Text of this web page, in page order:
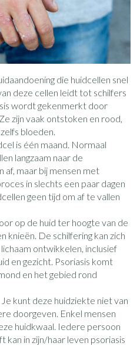
die huidcellen snel
deze cellen leidt tot schilfers
wordt gekenmerkt door
zijn vaak ontstoken en rood,
bloeden.
is één maand. Normaal
langzaam naar de
af, maar bij mensen met
in slechts een paar dagen
geen tijd om af te vallen
op de huid ter hoogte van de
knieën. De schilfering kan zich
ontwikkelen, inclusief
en gezicht. Psoriasis komt
en het gebied rond
kunt deze huidziekte niet van
doorgeven. Enkel mensen
huidkwaal. Iedere persoon
in zijn/haar leven psoriasis